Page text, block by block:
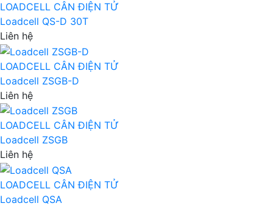
LOADCELL CÂN ĐIỆN TỬ
Loadcell QS-D 30T
Liên hệ
LOADCELL CÂN ĐIỆN TỬ
Loadcell ZSGB-D
Liên hệ
LOADCELL CÂN ĐIỆN TỬ
Loadcell ZSGB
Liên hệ
LOADCELL CÂN ĐIỆN TỬ
Loadcell QSA